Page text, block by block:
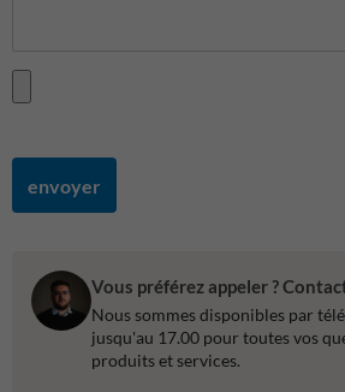
envoyer
Vous préférez appeler ?
Nous sommes disponibles par
jusqu'au 17.00 pour toutes vos
produits et services.